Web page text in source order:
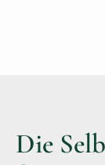
Die